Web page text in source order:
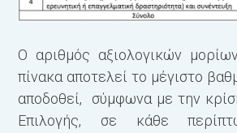
Ο αριθμός αξιολογικών
πίνακα αποτελεί το μέγιστο
αποδοθεί, σύμφωνα με την
Επιλογής, σε κάθε